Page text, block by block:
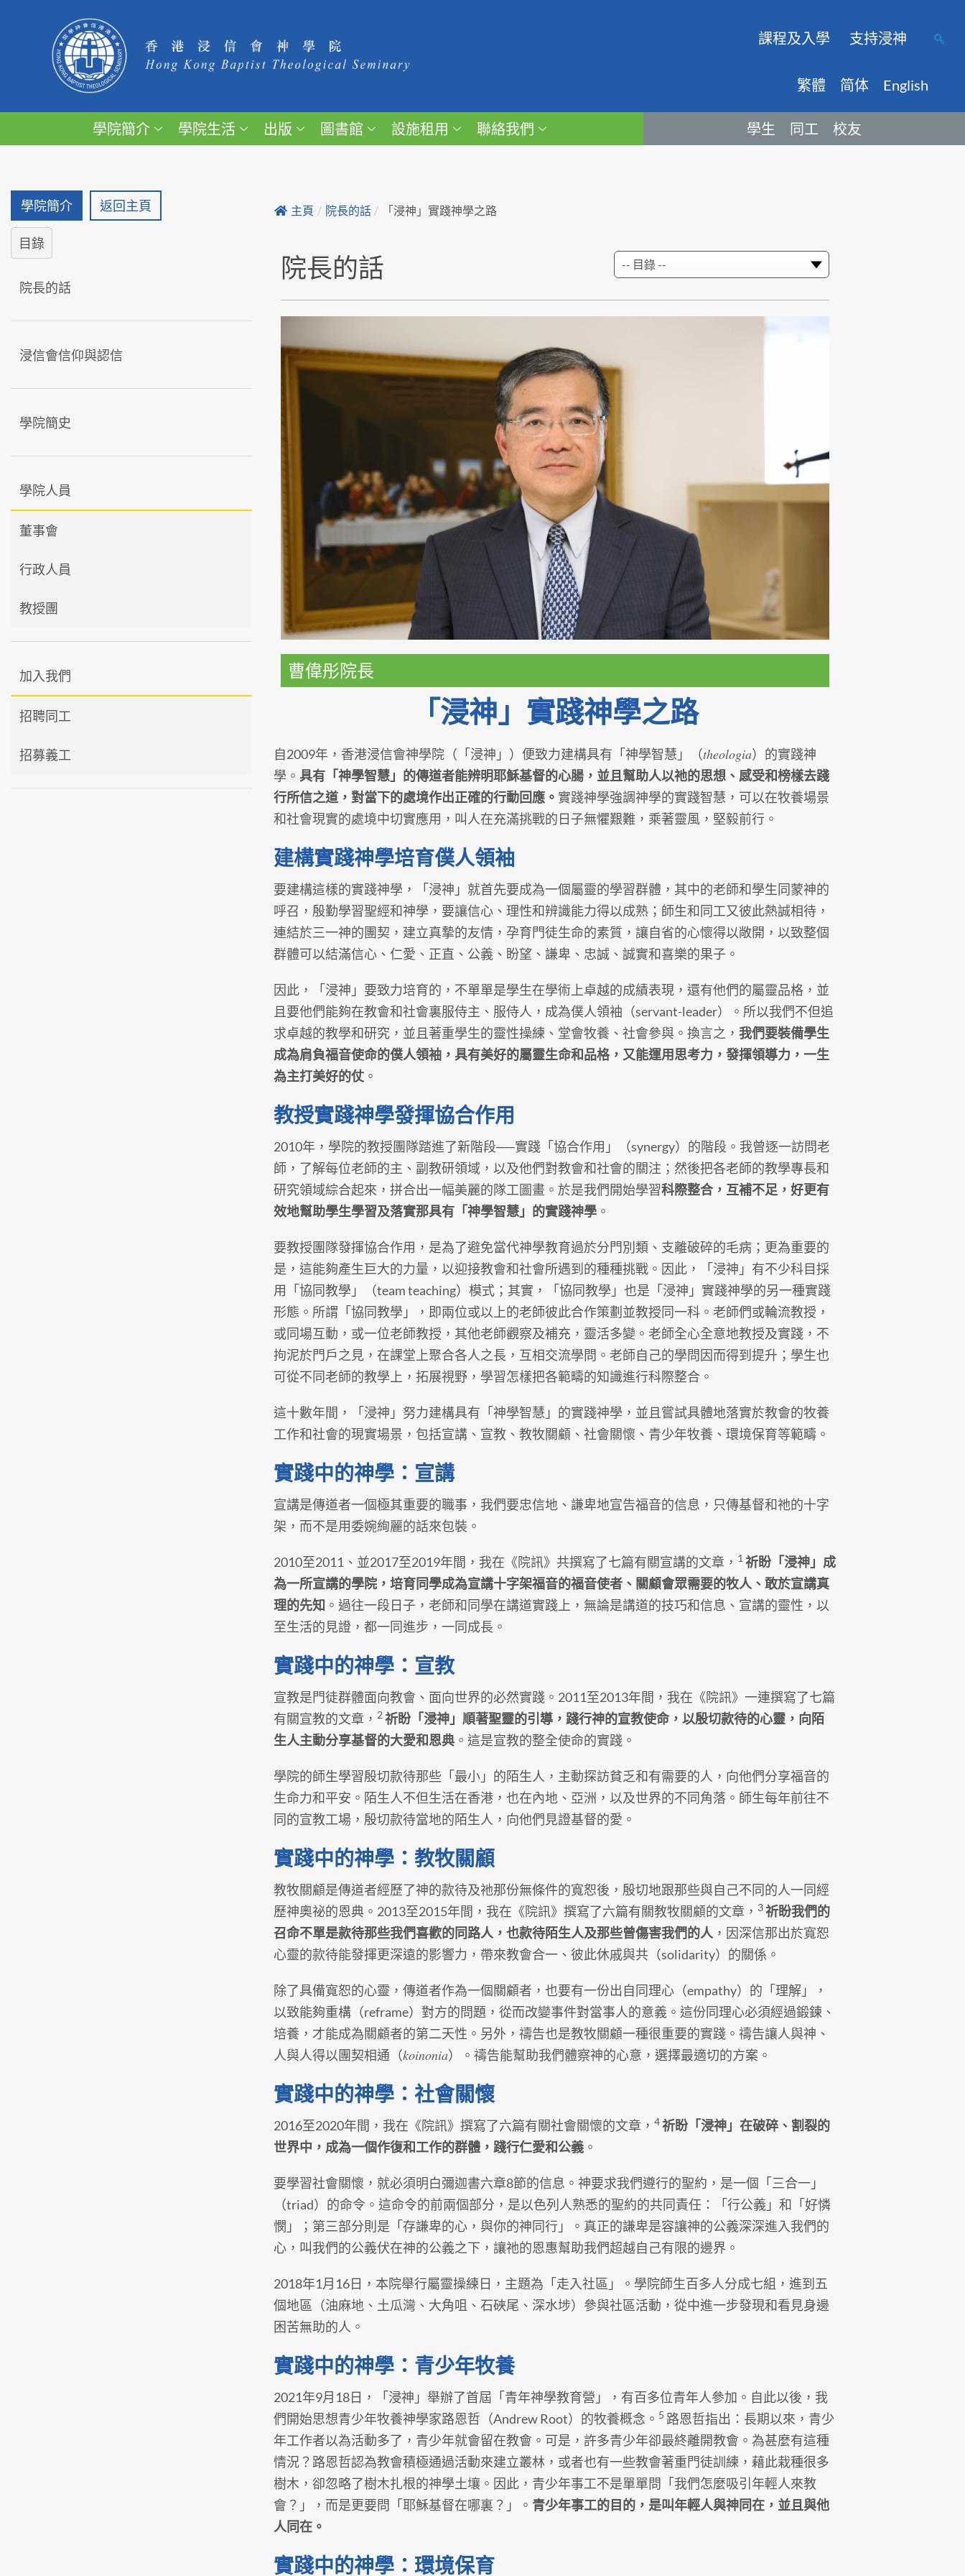
課程及入學 支持浸神
繁體 简体 English
學院簡介 學院生活 出版 圖書館 設施租用 聯絡我們 學生 同工 校友
學院簡介 返回主頁
目錄
院長的話
浸信會信仰與認信
學院簡史
學院人員
董事會
行政人員
教授團
加入我們
招聘同工
招募義工
主頁 / 院長的話 / 「浸神」實踐神學之路
院長的話
曹偉彤院長
「浸神」實踐神學之路
自2009年，香港浸信會神學院（「浸神」）便致力建構具有「神學智慧」（theologia）的實踐神
學。 具有「神學智慧」的傳道者能辨明耶穌基督的心腸，並且幫助人以祂的思想、感受和榜樣去踐
行所信之道，對當下的處境作出正確的行動回應。 實踐神學強調神學的實踐智慧，可以在牧養場景
和社會現實的處境中切實應用，叫人在充滿挑戰的日子無懼艱難，乘著靈風，堅毅前行。
建構實踐神學培育僕人領袖
要建構這樣的實踐神學，「浸神」就首先要成為一個屬靈的學習群體，其中的老師和學生同蒙神的
呼召，殷勤學習聖經和神學，要讓信心、理性和辨識能力得以成熟；師生和同工又彼此熱誠相待，
連結於三一神的團契，建立真摯的友情，孕育門徒生命的素質，讓自省的心懷得以敞開，以致整個
群體可以結滿信心、仁愛、正直、公義、盼望、謙卑、忠誠、誠實和喜樂的果子。
因此，「浸神」要致力培育的，不單單是學生在學術上卓越的成績表現，還有他們的屬靈品格，並
且要他們能夠在教會和社會裏服侍主、服侍人，成為僕人領袖（servant-leader）。所以我們不但追
求卓越的教學和研究，並且著重學生的靈性操練、堂會牧養、社會參與。換言之，我們要裝備學生
成為肩負福音使命的僕人領袖，具有美好的屬靈生命和品格，又能運用思考力，發揮領導力，一生
為主打美好的仗 。
教授實踐神學發揮協合作用
2010年，學院的教授團隊踏進了新階段──實踐「協合作用」（synergy）的階段。我曾逐一訪問老
師，了解每位老師的主、副教研領域，以及他們對教會和社會的關注；然後把各老師的教學專長和
研究領域綜合起來，拼合出一幅美麗的隊工圖畫。於是我們開始學習科際整合，互補不足，好更有
效地幫助學生學習及落實那具有「神學智慧」的實踐神學 。
要教授團隊發揮協合作用，是為了避免當代神學教育過於分門別類、支離破碎的毛病；更為重要的
是，這能夠產生巨大的力量，以迎接教會和社會所遇到的種種挑戰。因此，「浸神」有不少科目採
用「協同教學」（team teaching）模式；其實，「協同教學」也是「浸神」實踐神學的另一種實踐
形態。所謂「協同教學」，即兩位或以上的老師彼此合作策劃並教授同一科。老師們或輪流教授，
或同場互動，或一位老師教授，其他老師觀察及補充，靈活多變。老師全心全意地教授及實踐，不
拘泥於門戶之見，在課堂上聚合各人之長，互相交流學問。老師自己的學問因而得到提升；學生也
可從不同老師的教學上，拓展視野，學習怎樣把各範疇的知識進行科際整合。
這十數年間，「浸神」努力建構具有「神學智慧」的實踐神學，並且嘗試具體地落實於教會的牧養
工作和社會的現實場景，包括宣講、宣教、教牧關顧、社會關懷、青少年牧養、環境保育等範疇。
實踐中的神學：宣講
宣講是傳道者一個極其重要的職事，我們要忠信地、謙卑地宣告福音的信息，只傳基督和祂的十字
架，而不是用委婉絢麗的話來包裝。
2010至2011、並2017至2019年間，我在《院訊》共撰寫了七篇有關宣講的文章， 1 祈盼「浸神」成
為一所宣講的學院，培育同學成為宣講十字架福音的福音使者、關顧會眾需要的牧人、敢於宣講真
理的先知 。過往一段日子，老師和同學在講道實踐上，無論是講道的技巧和信息、宣講的靈性，以
至生活的見證，都一同進步，一同成長。
實踐中的神學：宣教
宣教是門徒群體面向教會、面向世界的必然實踐。2011至2013年間，我在《院訊》一連撰寫了七篇
有關宣教的文章，2 祈盼「浸神」順著聖靈的引導，踐行神的宣教使命，以殷切款待的心靈，向陌
生人主動分享基督的大愛和恩典 。這是宣教的整全使命的實踐。
學院的師生學習殷切款待那些「最小」的陌生人，主動探訪貧乏和有需要的人，向他們分享福音的
生命力和平安。陌生人不但生活在香港，也在內地、亞洲，以及世界的不同角落。師生每年前往不
同的宣教工場，殷切款待當地的陌生人，向他們見證基督的愛。
實踐中的神學：教牧關顧
教牧關顧是傳道者經歷了神的款待及祂那份無條件的寬恕後，殷切地跟那些與自己不同的人一同經
歷神奧祕的恩典。2013至2015年間，我在《院訊》撰寫了六篇有關教牧關顧的文章， 3 祈盼我們的
召命不單是款待那些我們喜歡的同路人，也款待陌生人及那些曾傷害我們的人 ，因深信那出於寬恕
心靈的款待能發揮更深遠的影響力，帶來教會合一、彼此休戚與共（solidarity）的關係。
除了具備寬恕的心靈，傳道者作為一個關顧者，也要有一份出自同理心（empathy）的「理解」，
以致能夠重構（reframe）對方的問題，從而改變事件對當事人的意義。這份同理心必須經過鍛鍊、
培養，才能成為關顧者的第二天性。另外，禱告也是教牧關顧一種很重要的實踐。禱告讓人與神、
人與人得以團契相通（koinonia）。禱告能幫助我們體察神的心意，選擇最適切的方案。
實踐中的神學：社會關懷
2016至2020年間，我在《院訊》撰寫了六篇有關社會關懷的文章，4 祈盼「浸神」在破碎、割裂的
世界中，成為一個作復和工作的群體，踐行仁愛和公義 。
要學習社會關懷，就必須明白彌迦書六章8節的信息。神要求我們遵行的聖約，是一個「三合一」
（triad）的命令。這命令的前兩個部分，是以色列人熟悉的聖約的共同責任：「行公義」和「好憐
憫」；第三部分則是「存謙卑的心，與你的神同行」。真正的謙卑是容讓神的公義深深進入我們的
心，叫我們的公義伏在神的公義之下，讓祂的恩惠幫助我們超越自己有限的邊界。
2018年1月16日，本院舉行屬靈操練日，主題為「走入社區」。學院師生百多人分成七組，進到五
個地區（油麻地、土瓜灣、大角咀、石硤尾、深水埗）參與社區活動，從中進一步發現和看見身邊
困苦無助的人。
實踐中的神學：青少年牧養
2021年9月18日，「浸神」舉辦了首屆「青年神學教育營」，有百多位青年人參加。自此以後，我
們開始思想青少年牧養神學家路恩哲（Andrew Root）的牧養概念。 5 路恩哲指出：長期以來，青少
年工作者以為活動多了，青少年就會留在教會。可是，許多青少年卻最終離開教會。為甚麼有這種
情況？路恩哲認為教會積極通過活動來建立叢林，或者也有一些教會著重門徒訓練，藉此栽種很多
樹木，卻忽略了樹木扎根的神學土壤。因此，青少年事工不是單單問「我們怎麼吸引年輕人來教
會？」，而是更要問「耶穌基督在哪裏？」。 青少年事工的目的，是叫年輕人與神同在，並且與他
人同在。
實踐中的神學：環境保育